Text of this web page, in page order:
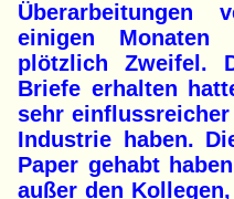
Überarbeitungen
einigen Monaten
plötzlich Zweifel.
Briefe erhalten
sehr
Industrie haben.
Paper gehabt
außer den